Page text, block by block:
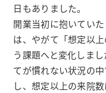
日もありました。
開業当初に抱いてい
は、やがて「想定以
う課題へと変化しま
てが慣れない状況の
し、想定以上の来院